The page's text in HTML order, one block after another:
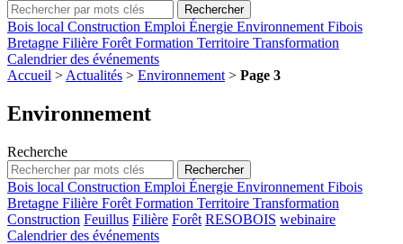
Bois local Construction Emploi Énergie Environnement Fibois
Bretagne Filière Forêt Formation Territoire Transformation
Calendrier des événements
Accueil > Actualités > Environnement > Page 3
Environnement
Recherche
Bois local Construction Emploi Énergie Environnement Fibois
Bretagne Filière Forêt Formation Territoire Transformation
Construction Feuillus Filière Forêt RESOBOIS webinaire
Calendrier des événements